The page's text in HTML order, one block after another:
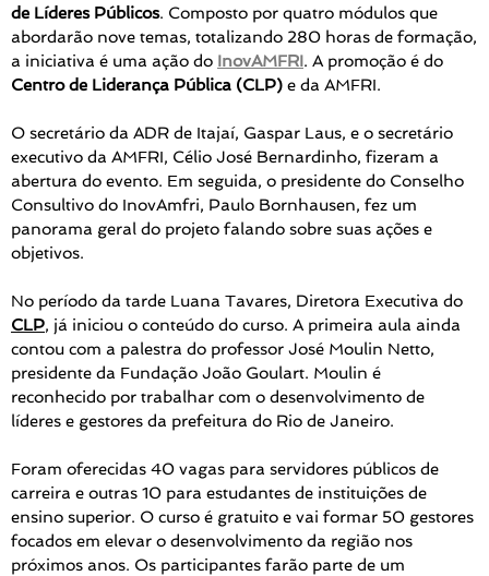
de Líderes Públicos. Composto por quatro módulos que
abordarão nove temas, totalizando 280 horas de formação,
a iniciativa é uma ação do InovAMFRI. A promoção é do
Centro de Liderança Pública (CLP) e da AMFRI.
O secretário da ADR de Itajaí, Gaspar Laus, e o secretário
executivo da AMFRI, Célio José Bernardinho, fizeram a
abertura do evento. Em seguida, o presidente do Conselho
Consultivo do InovAmfri, Paulo Bornhausen, fez um
panorama geral do projeto falando sobre suas ações e
objetivos.
No período da tarde Luana Tavares, Diretora Executiva do
CLP, já iniciou o conteúdo do curso. A primeira aula ainda
contou com a palestra do professor José Moulin Netto,
presidente da Fundação João Goulart. Moulin é
reconhecido por trabalhar com o desenvolvimento de
líderes e gestores da prefeitura do Rio de Janeiro.
Foram oferecidas 40 vagas para servidores públicos de
carreira e outras 10 para estudantes de instituições de
ensino superior. O curso é gratuito e vai formar 50 gestores
focados em elevar o desenvolvimento da região nos
próximos anos. Os participantes farão parte de um